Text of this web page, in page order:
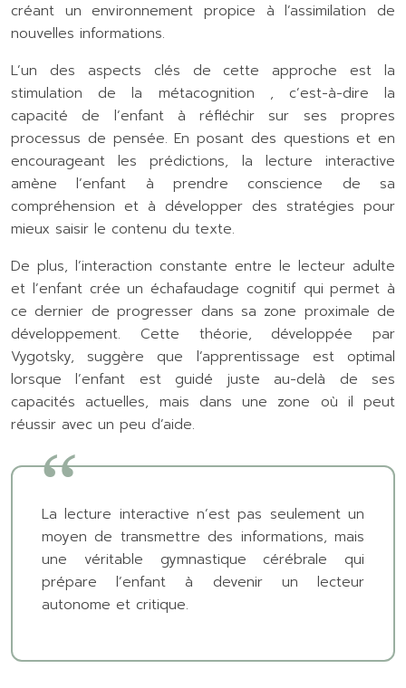
créant un environnement propice à l’assimilation de
nouvelles informations.
L’un des aspects clés de cette approche est la
stimulation de la métacognition , c’est-à-dire la
capacité de l’enfant à réfléchir sur ses propres
processus de pensée. En posant des questions et en
encourageant les prédictions, la lecture interactive
amène l’enfant à prendre conscience de sa
compréhension et à développer des stratégies pour
mieux saisir le contenu du texte.
De plus, l’interaction constante entre le lecteur adulte
et l’enfant crée un échafaudage cognitif qui permet à
ce dernier de progresser dans sa zone proximale de
développement. Cette théorie, développée par
Vygotsky, suggère que l’apprentissage est optimal
lorsque l’enfant est guidé juste au-delà de ses
capacités actuelles, mais dans une zone où il peut
réussir avec un peu d’aide.
La lecture interactive n’est pas seulement un
moyen de transmettre des informations, mais
une véritable gymnastique cérébrale qui
prépare l’enfant à devenir un lecteur
autonome et critique.